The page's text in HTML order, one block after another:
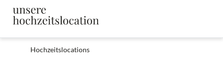
Hochzeitslocations